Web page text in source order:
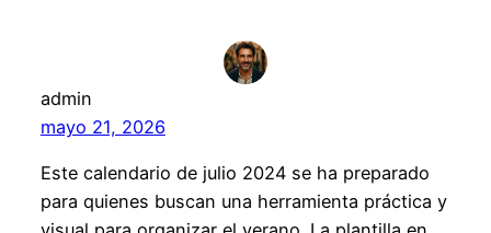
admin
mayo 21, 2026
Este calendario de julio 2024 se ha preparado
para quienes buscan una herramienta práctica y